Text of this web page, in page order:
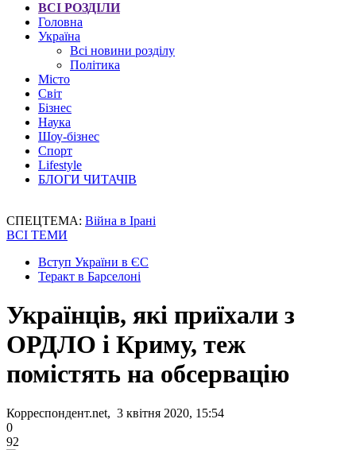
ВСІ РОЗДІЛИ
Головна
Україна
Всі новини розділу
Політика
Місто
Світ
Бізнес
Наука
Шоу-бізнес
Спорт
Lifestyle
БЛОГИ ЧИТАЧІВ
СПЕЦТЕМА: Війна в Ірані
ВСІ ТЕМИ
Вступ України в ЄС
Теракт в Барселоні
Українців, які приїхали з
ОРДЛО і Криму, теж
помістять на обсервацію
Корреспондент.net, 3 квітня 2020, 15:54
0
92